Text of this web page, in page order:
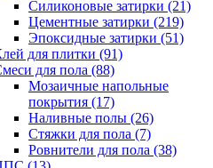
Силиконовые затирки (21)
Цементные затирки (219)
Эпоксидные затирки (51)
для плитки (91)
для пола (88)
Мозаичные напольные
покрытия (17)
Наливные полы (26)
Стяжки для пола (7)
Ровнители для пола (38)